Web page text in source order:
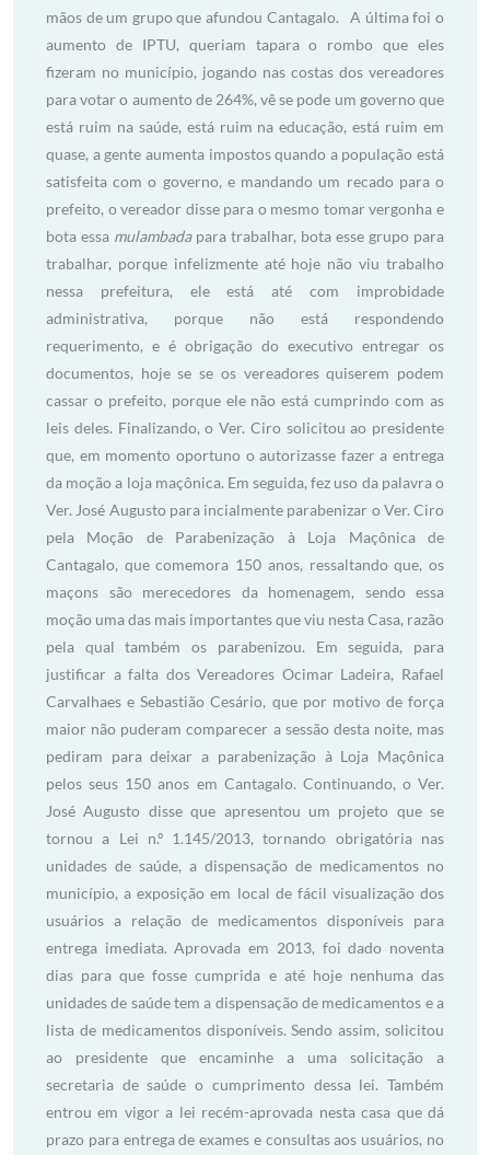
mãos de um grupo que afundou Cantagalo. A última foi o
aumento de IPTU, queriam tapara o rombo que eles
fizeram no município, jogando nas costas dos vereadores
para votar o aumento de 264%, vê se pode um governo que
está ruim na saúde, está ruim na educação, está ruim em
quase, a gente aumenta impostos quando a população está
satisfeita com o governo, e mandando um recado para o
prefeito, o vereador disse para o mesmo tomar vergonha e
bota essa mulambadapara trabalhar, bota esse grupo para
trabalhar, porque infelizmente até hoje não viu trabalho
nessa prefeitura, ele está até com improbidade
administrativa, porque não está respondendo
requerimento, e é obrigação do executivo entregar os
documentos, hoje se se os vereadores quiserem podem
cassar o prefeito, porque ele não está cumprindo com as
leis deles. Finalizando, o Ver. Ciro solicitou ao presidente
que, em momento oportuno o autorizasse fazer a entrega
da moção a loja maçônica. Em seguida, fez uso da palavra o
Ver. José Augusto para incialmente parabenizar o Ver. Ciro
pela Moção de Parabenização à Loja Maçônica de
Cantagalo, que comemora 150 anos, ressaltando que, os
maçons são merecedores da homenagem, sendo essa
moção uma das mais importantes que viu nesta Casa, razão
pela qual também os parabenizou. Em seguida, para
justificar a falta dos Vereadores Ocimar Ladeira, Rafael
Carvalhaes e Sebastião Cesário, que por motivo de força
maior não puderam comparecer a sessão desta noite, mas
pediram para deixar a parabenização à Loja Maçônica
pelos seus 150 anos em Cantagalo. Continuando, o Ver.
José Augusto disse que apresentou um projeto que se
tornou a Lei n.º 1.145/2013, tornando obrigatória nas
unidades de saúde, a dispensação de medicamentos no
município, a exposição em local de fácil visualização dos
usuários a relação de medicamentos disponíveis para
entrega imediata. Aprovada em 2013, foi dado noventa
dias para que fosse cumprida e até hoje nenhuma das
unidades de saúde tem a dispensação de medicamentos e a
lista de medicamentos disponíveis. Sendo assim, solicitou
ao presidente que encaminhe a uma solicitação a
secretaria de saúde o cumprimento dessa lei. Também
entrou em vigor a lei recém-aprovada nesta casa que dá
prazo para entrega de exames e consultas aos usuários, no